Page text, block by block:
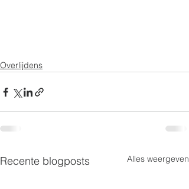
Overlijdens
Recente blogposts Alles weergeven